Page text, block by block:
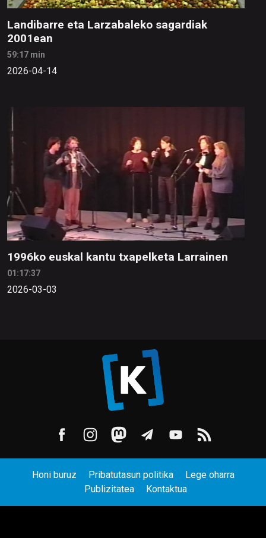
Landibarre eta Larzabaleko sagardiak
2001ean
59:17 min
2026-04-14
1996ko euskal kantu txapelketa Larrainen
01:17:37
2026-03-03
Honi buruz Pribatutasun politika
Lege oharra
Publizitatea
Kontaktua